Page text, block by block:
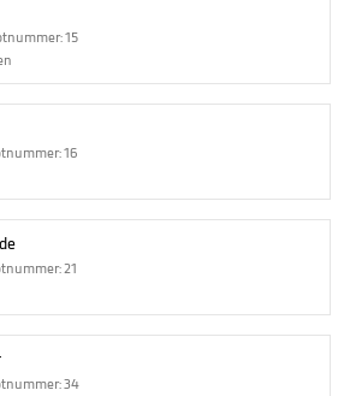
15
16
21
34